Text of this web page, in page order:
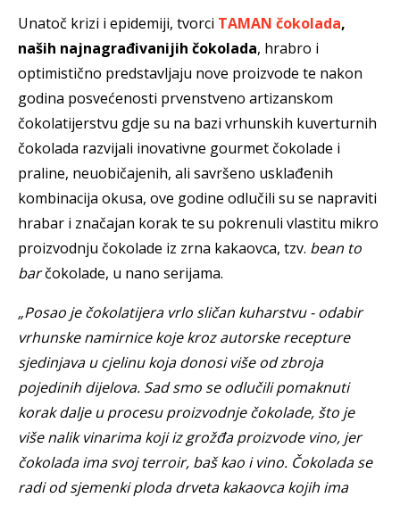
Unatoč krizi i epidemiji, tvorci TAMAN čokolada,
naših najnagrađivanijih čokolada, hrabro i
optimistično predstavljaju nove proizvode te nakon
godina posvećenosti prvenstveno artizanskom
čokolatijerstvu gdje su na bazi vrhunskih kuverturnih
čokolada razvijali inovativne gourmet čokolade i
praline, neuobičajenih, ali savršeno usklađenih
kombinacija okusa, ove godine odlučili su se napraviti
hrabar i značajan korak te su pokrenuli vlastitu mikro
proizvodnju čokolade iz zrna kakaovca, tzv. bean to
barčokolade, u nano serijama.
„Posao je čokolatijera vrlo sličan kuharstvu - odabir
vrhunske namirnice koje kroz autorske recepture
sjedinjava u cjelinu koja donosi više od zbroja
pojedinih dijelova. Sad smo se odlučili pomaknuti
korak dalje u procesu proizvodnje čokolade, što je
više nalik vinarima koji iz grožđa proizvode vino, jer
čokolada ima svoj terroir, baš kao i vino. Čokolada se
radi od sjemenki ploda drveta kakaovca kojih ima